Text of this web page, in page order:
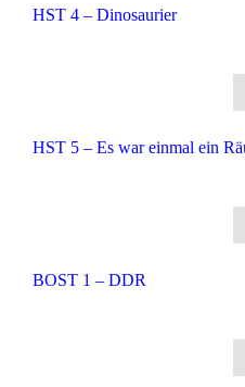
HST 4 – Dinosaurier
HST 5 – Es war einmal ein
BOST 1 – DDR